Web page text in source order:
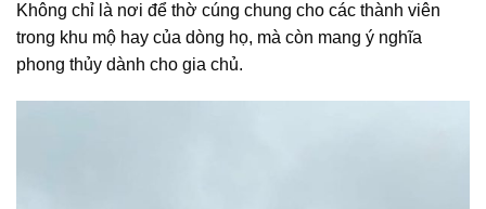
Không chỉ là nơi để thờ cúng chung cho các thành viên
trong khu mộ hay của dòng họ, mà còn mang ý nghĩa
phong thủy dành cho gia chủ.